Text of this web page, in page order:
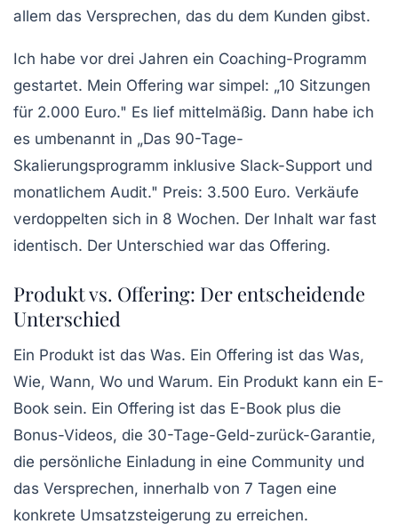
allem das Versprechen, das du dem Kunden gibst.
Ich habe vor drei Jahren ein Coaching-Programm
gestartet. Mein Offering war simpel: „10 Sitzungen
für 2.000 Euro." Es lief mittelmäßig. Dann habe ich
es umbenannt in „Das 90-Tage-
Skalierungsprogramm inklusive Slack-Support und
monatlichem Audit." Preis: 3.500 Euro. Verkäufe
verdoppelten sich in 8 Wochen. Der Inhalt war fast
identisch. Der Unterschied war das Offering.
Produkt vs. Offering: Der entscheidende
Unterschied
Ein Produkt ist das Was. Ein Offering ist das Was,
Wie, Wann, Wo und Warum. Ein Produkt kann ein E-
Book sein. Ein Offering ist das E-Book plus die
Bonus-Videos, die 30-Tage-Geld-zurück-Garantie,
die persönliche Einladung in eine Community und
das Versprechen, innerhalb von 7 Tagen eine
konkrete Umsatzsteigerung zu erreichen.